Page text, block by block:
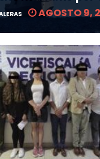
AGOSTO 9,